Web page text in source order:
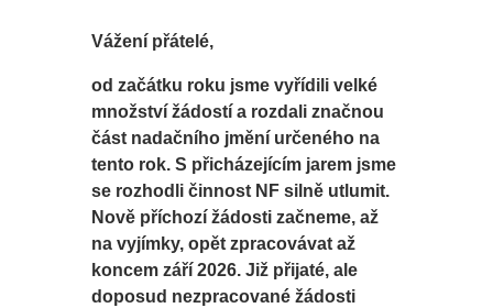
Vážení přátelé,
od začátku roku jsme vyřídili velké
množství žádostí a rozdali značnou
část nadačního jmění určeného na
tento rok. S přicházejícím jarem jsme
se rozhodli činnost NF silně utlumit.
Nově příchozí žádosti začneme, až
na vyjímky, opět zpracovávat až
koncem září 2026. Již přijaté, ale
doposud nezpracované žádosti